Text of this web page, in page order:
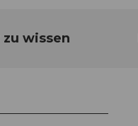
zu wissen